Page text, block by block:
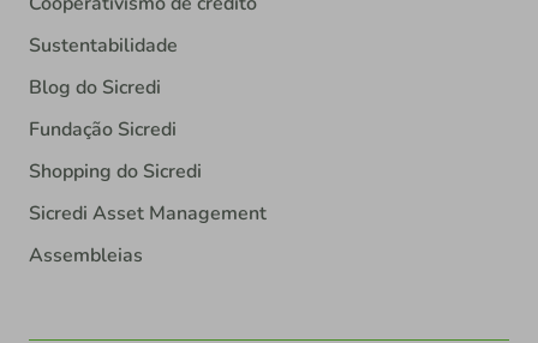
Sustentabilidade
Blog do Sicredi
Fundação Sicredi
Shopping do Sicredi
Sicredi Asset Management
Assembleias